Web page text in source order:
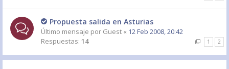
Propuesta salida en Asturias
Último mensaje por Guest « 12 Feb 2008, 20:42
Respuestas: 14 1 2